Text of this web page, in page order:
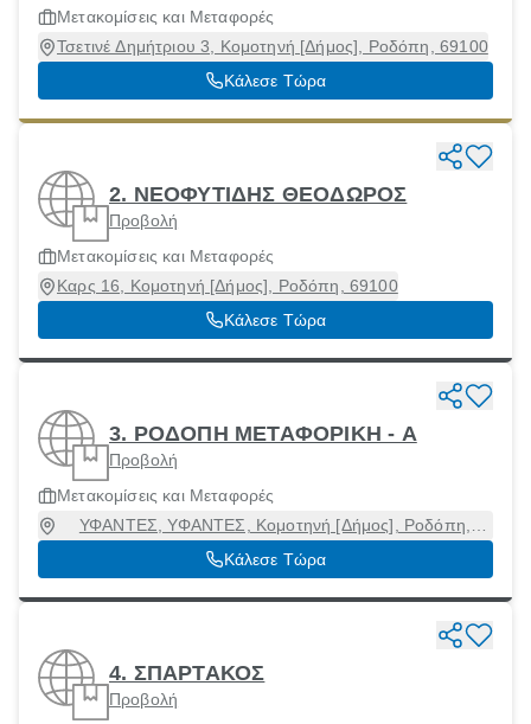
Μετακομίσεις και Μεταφορές
Τσετινέ Δημήτριου 3, Κομοτηνή [Δήμος], Ροδόπη, 69100
Κάλεσε Τώρα
2. ΝΕΟΦΥΤΙΔΗΣ ΘΕΟΔΩΡΟΣ
Προβολή
Μετακομίσεις και Μεταφορές
Καρς 16, Κομοτηνή [Δήμος], Ροδόπη, 69100
Κάλεσε Τώρα
3. ΡΟΔΟΠΗ ΜΕΤΑΦΟΡΙΚΗ - Α
Προβολή
Μετακομίσεις και Μεταφορές
ΥΦΑΝΤΕΣ, ΥΦΑΝΤΕΣ, Κομοτηνή [Δήμος], Ροδόπη,
69100
Κάλεσε Τώρα
4. ΣΠΑΡΤΑΚΟΣ
Προβολή